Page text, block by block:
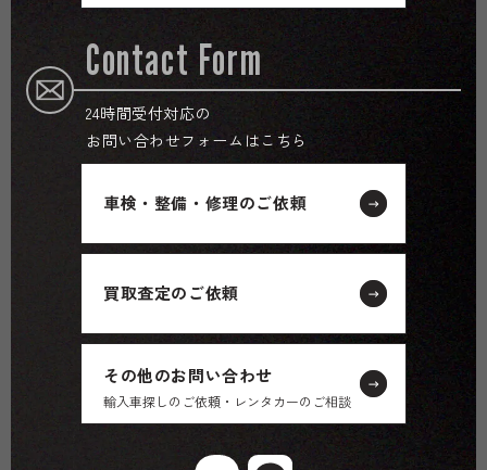
Contact Form
24時間受付対応の
お問い合わせフォームはこちら
車検・整備・修理のご依頼
買取査定のご依頼
その他のお問い合わせ
輸入車探しのご依頼・レンタカーのご相談